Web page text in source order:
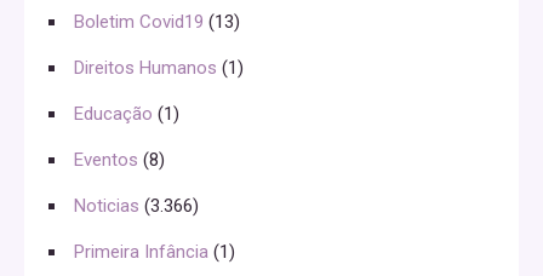
Boletim Covid19 (13)
Direitos Humanos (1)
Educação (1)
Eventos (8)
Noticias (3.366)
Primeira Infância (1)